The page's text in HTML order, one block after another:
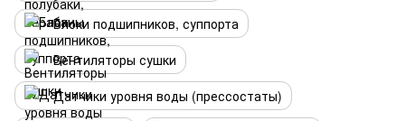
Блоки подшипников, суппорта
Вентиляторы сушки
Датчики уровня воды (прессостаты)